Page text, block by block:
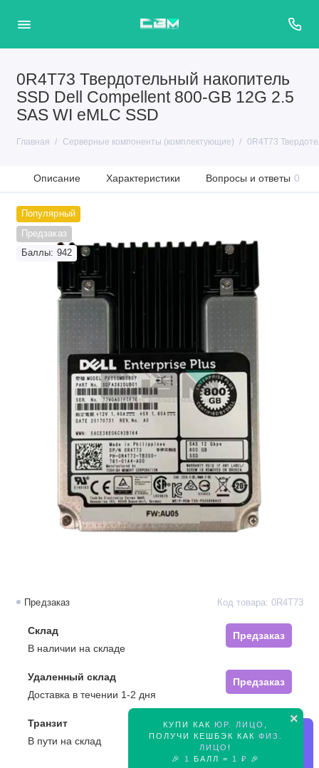
0R4T73 Твердотельный накопитель
SSD Dell Compellent 800-GB 12G 2.5
SAS WI eMLC SSD
Главная Серверные компоненты (комплектующие) 0R4T73
Описание Характеристики Вопросы и ответы 0
Популярный
Предзаказ
Баллы: 942
×
КУПИ КАК ЮР. ЛИЦО
ПОЛУЧИ КЕШБЭК КАК ФИЗ.
ЛИЦО !
🎉
1 БАЛЛ = 1 ₽ 🎉
Предзаказ Код товара: 0R4T73
Склад
Предзаказ
В наличии на складе
Удаленный склад
Предзаказ
Доставка в течении 1-2 дня
Транзит
Предзаказ
В пути на склад